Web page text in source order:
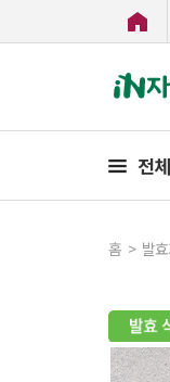
전
홈 > 발